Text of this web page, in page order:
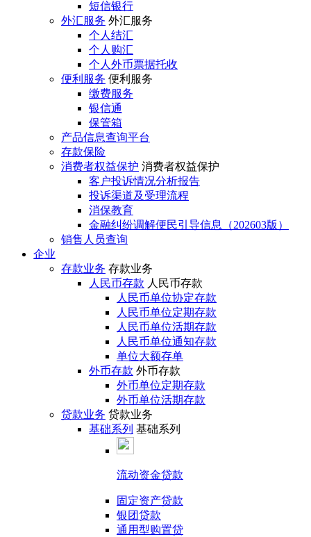
短信银行
外汇服务 外汇服务
个人结汇
个人购汇
个人外币票据托收
便利服务 便利服务
缴费服务
银信通
保管箱
产品信息查询平台
存款保险
消费者权益保护 消费者权益保护
客户投诉情况分析报告
投诉渠道及受理流程
消保教育
金融纠纷调解便民引导信息（202603版）
销售人员查询
企业
存款业务 存款业务
人民币存款 人民币存款
人民币单位协定存款
人民币单位定期存款
人民币单位活期存款
人民币单位通知存款
单位大额存单
外币存款 外币存款
外币单位定期存款
外币单位活期存款
贷款业务 贷款业务
基础系列 基础系列
流动资金贷款
固定资产贷款
银团贷款
通用型购置贷